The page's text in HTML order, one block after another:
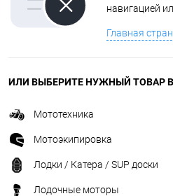
навигацией
Главная
ИЛИ ВЫБЕРИТЕ НУЖНЫЙ ТОВАР В
Мототехника
Мотоэкипировка
Лодки / Катера / SUP доски
Лодочные моторы